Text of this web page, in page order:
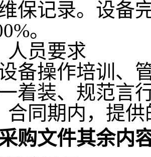
保记录。设备
。
人员要求
备操作培训、
着装、规范言
合同期内，提
购文件其余内